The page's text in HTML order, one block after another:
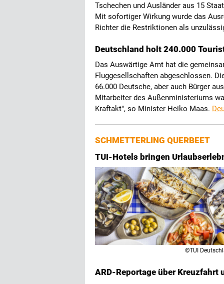
Tschechen und Ausländer aus 15
Mit sofortiger Wirkung wurde das
Richter die Restriktionen als
Deutschland holt 240.000
Das Auswärtige Amt hat die
Fluggesellschaften abgeschlossen.
66.000 Deutsche, aber auch Bürger
Mitarbeiter des Außenministeriums
Kraftakt", so Minister Heiko Maas.
SCHMETTERLING QUERBEET
TUI-Hotels bringen
©TUI
ARD-Reportage über Kreuzfahrt